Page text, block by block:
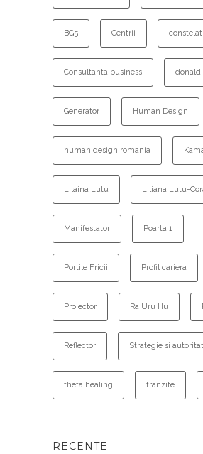
BG5 Centrii
Consultanta business donald
Generator Human Design
human design romania
Lilaina Lutu Liliana Lutu-
Manifestator Poarta 1
Portile Fricii Profil cariera
Proiector Ra Uru Hu
Reflector Strategie si
theta healing tranzite
RECENTE